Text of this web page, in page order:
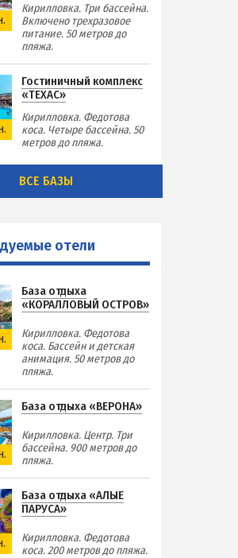
Кирилловка. Три бассейна.
Включено трехразовое
питание. 50 метров до
пляжа.
Гостиничный комплекс
«ТЕХАС»
Кирилловка. Федотова
коса. Четыре бассейна. 50
метров до пляжа.
ВСЕ БАЗЫ
отели
База отдыха
«КОРАЛЛОВЫЙ ОСТРОВ»
Кирилловка. Федотова
коса. Бассейн и детская
анимация. 50 метров до
пляжа.
База отдыха «ВЕРОНА»
Кирилловка. Центр. Три
бассейна. 900 метров до
пляжа.
База отдыха «АЛЫЕ
ПАРУСА»
Кирилловка. Федотова
коса. 200 метров до пляжа.